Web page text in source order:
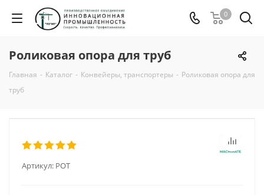
0
Роликовая опора для труб
Главная - Каталог - Конвейеры, транспортеры - Роликовая опора для
труб
Артикул: РОТ